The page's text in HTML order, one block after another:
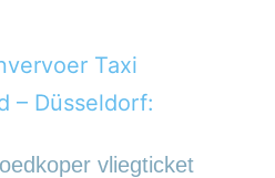
Taxi
– Düsseldorf:
vliegticket